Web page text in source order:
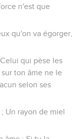
n'est que
qu'on va égorger,
qui pèse les
ton âme ne le
selon ses
Un rayon de miel